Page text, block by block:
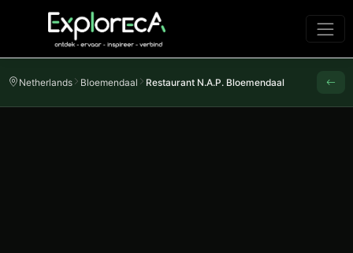
Netherlands Bloemendaal Restaurant N.A.P. Bloemendaal